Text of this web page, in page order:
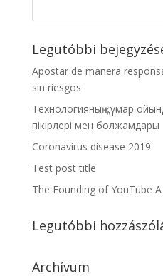
Legutóbbi
Apostar de manera
sin riesgos
Технологияның құмар
пікірлері мен болжамдары
Coronavirus disease 2019
Test post title
The Founding of YouTube
Legutóbbi
Archívum